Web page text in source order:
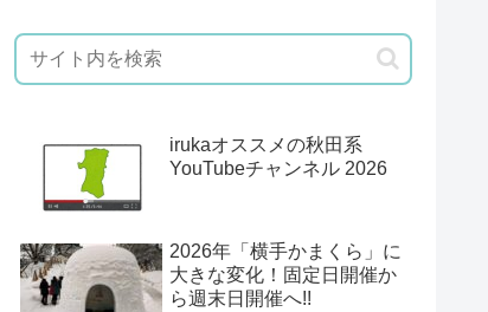
irukaオススメの秋田系
YouTubeチャンネル 2026
2026年「横手かまくら」に
大きな変化！固定日開催か
ら週末日開催へ!!